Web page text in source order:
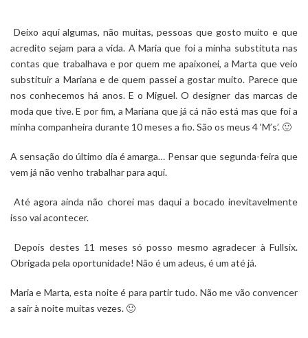
Deixo aqui algumas, não muitas, pessoas que gosto muito e que
acredito sejam para a vida. A Maria que foi a minha substituta nas
contas que trabalhava e por quem me apaixonei, a Marta que veio
substituir a Mariana e de quem passei a gostar muito. Parece que
nos conhecemos há anos. E o Miguel. O designer das marcas de
moda que tive. E por fim, a Mariana que já cá não está mas que foi a
minha companheira durante 10 meses a fio. São os meus 4 ‘M’s’. 🙂
A sensação do último dia é amarga… Pensar que segunda-feira que
vem já não venho trabalhar para aqui.
Até agora ainda não chorei mas daqui a bocado inevitavelmente
isso vai acontecer.
Depois destes 11 meses só posso mesmo agradecer à Fullsix.
Obrigada pela oportunidade! Não é um adeus, é um até já.
Maria e Marta, esta noite é para partir tudo. Não me vão convencer
a sair à noite muitas vezes. 🙂